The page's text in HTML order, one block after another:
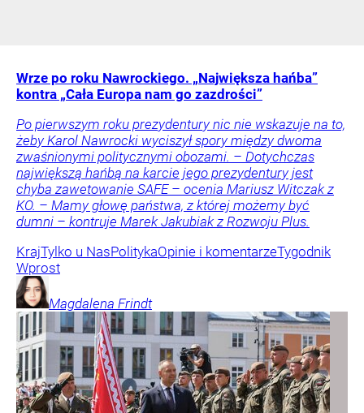
Wrze po roku Nawrockiego. „Największa hańba”
kontra „Cała Europa nam go zazdrości”
Po pierwszym roku prezydentury nic nie wskazuje na to,
żeby Karol Nawrocki wyciszył spory między dwoma
zwaśnionymi politycznymi obozami. – Dotychczas
największą hańbą na karcie jego prezydentury jest
chyba zawetowanie SAFE – ocenia Mariusz Witczak z
KO. – Mamy głowę państwa, z której możemy być
dumni – kontruje Marek Jakubiak z Rozwoju Plus.
KrajTylko u NasPolitykaOpinie i komentarzeTygodnik
Wprost
Magdalena Frindt